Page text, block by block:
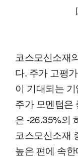
코스모신소재
다. 주가 고평
이 기대되는
주가 모멘텀은
은 -26.35%의
코스모신소재
높은 편에 속한